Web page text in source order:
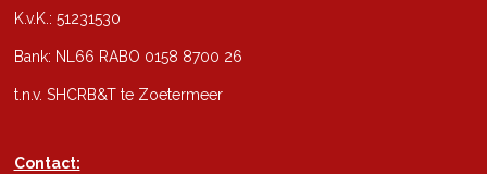
K.v.K.: 51231530
Bank: NL66 RABO 0158 8700 26
t.n.v. SHCRB&T te Zoetermeer
Contact: